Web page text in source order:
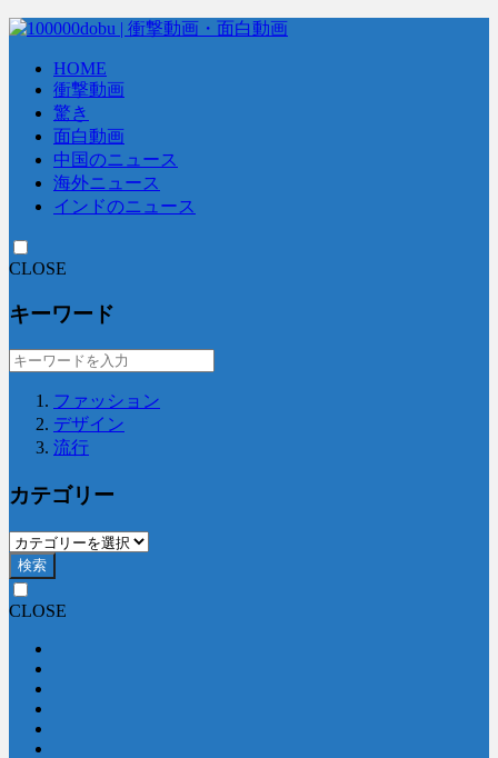
HOME
衝撃動画
驚き
面白動画
中国のニュース
海外ニュース
インドのニュース
CLOSE
キーワード
ファッション
デザイン
流行
カテゴリー
検索
CLOSE